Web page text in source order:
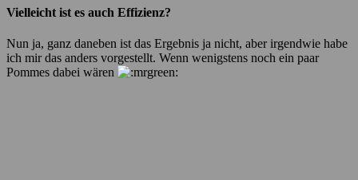
Vielleicht ist es auch Effizienz?
Nun ja, ganz daneben ist das Ergebnis ja nicht, aber irgendwie habe
ich mir das anders vorgestellt. Wenn wenigstens noch ein paar
Pommes dabei wären